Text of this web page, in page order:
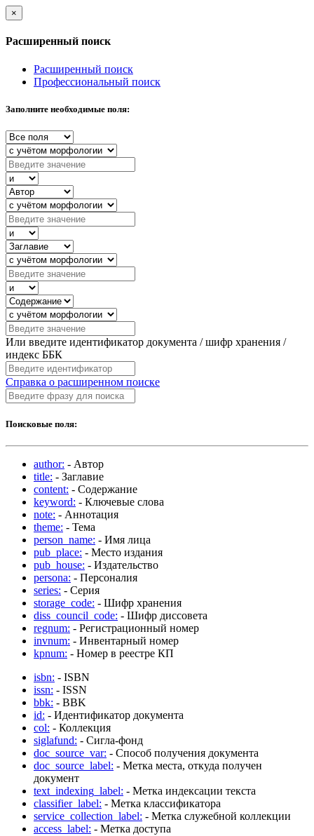
×
Расширенный поиск
Расширенный поиск
Профессиональный поиск
Заполните необходимые поля:
Или введите идентификатор документа / шифр хранения /
индекс ББК
Справка о расширенном поиске
Поисковые поля:
author: - Автор
title: - Заглавие
content: - Содержание
keyword: - Ключевые слова
note: - Аннотация
theme: - Тема
person_name: - Имя лица
pub_place: - Место издания
pub_house: - Издательство
persona: - Персоналия
series: - Серия
storage_code: - Шифр хранения
diss_council_code: - Шифр диссовета
regnum: - Регистрационный номер
invnum: - Инвентарный номер
kpnum: - Номер в реестре КП
isbn: - ISBN
issn: - ISSN
bbk: - BBK
id: - Идентификатор документа
col: - Коллекция
siglafund: - Сигла-фонд
doc_source_var: - Способ получения документа
doc_source_label: - Метка места, откуда получен
документ
text_indexing_label: - Метка индексации текста
classifier_label: - Метка классификатора
service_collection_label: - Метка служебной коллекции
access_label: - Метка доступа